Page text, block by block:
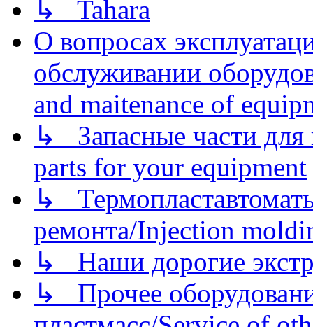
↳ Tahara
О вопросах
обслуживании
and maitenance of
↳ Запасные части для
parts for your equipment
↳
ремонта/Injection
↳ Наши дорогие
↳ Прочее